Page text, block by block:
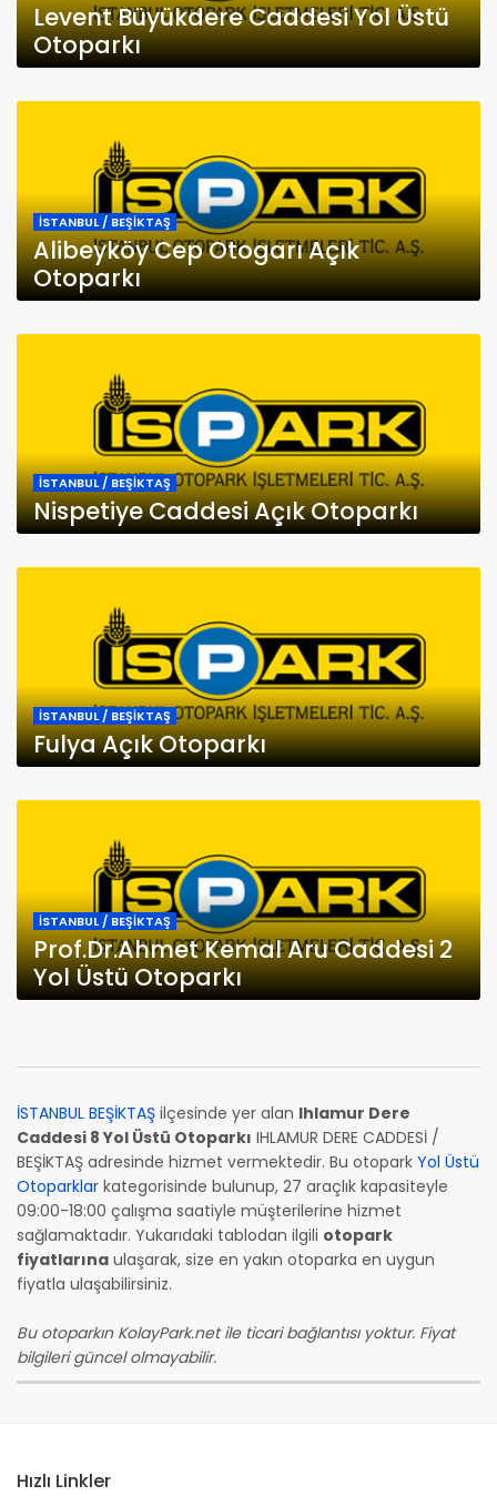
Levent Büyükdere Caddesi Yol Üstü
Otoparkı
İSTANBUL / BEŞİKTAŞ
Alibeyköy Cep Otogarı Açık
Otoparkı
İSTANBUL / BEŞİKTAŞ
Nispetiye Caddesi Açık Otoparkı
İSTANBUL / BEŞİKTAŞ
Fulya Açık Otoparkı
İSTANBUL / BEŞİKTAŞ
Prof.Dr.Ahmet Kemal Aru Caddesi 2
Yol Üstü Otoparkı
İSTANBUL BEŞİKTAŞ ilçesinde yer alan Ihlamur Dere
Caddesi 8 Yol Üstü Otoparkı IHLAMUR DERE CADDESİ /
BEŞİKTAŞ adresinde hizmet vermektedir. Bu otopark Yol Üstü
Otoparklar kategorisinde bulunup, 27 araçlık kapasiteyle
09:00-18:00 çalışma saatiyle müşterilerine hizmet
sağlamaktadır. Yukarıdaki tablodan ilgili otopark
fiyatlarına ulaşarak, size en yakın otoparka en uygun
fiyatla ulaşabilirsiniz.
Bu otoparkın KolayPark.net ile ticari bağlantısı yoktur. Fiyat
bilgileri güncel olmayabilir.
Hızlı Linkler